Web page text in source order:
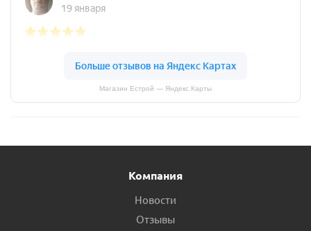
Магазин Естрой — Яндекс.Карты
Компания
Новости
Отзывы